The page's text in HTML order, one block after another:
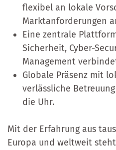
flexibel an lokale
Marktanforderungen
Eine zentrale
Sicherheit, Cyber-
Management
Globale Präsenz mit
verlässliche
die Uhr.
Mit der Erfahrung aus
Europa und weltweit